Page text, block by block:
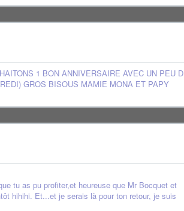
1 BON ANNIVERSAIRE AVEC UN PEU D
GROS BISOUS MAMIE MONA ET PAPY
tu as pu profiter,et heureuse que Mr Bocquet et
hihihi. Et...et je serais là pour ton retour, je suis